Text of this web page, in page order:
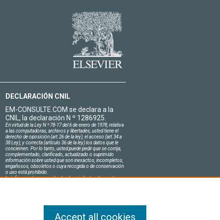
DECLARACIÓN CNIL
EM-CONSULTE.COM se declara a la
CNIL, la declaración N º 1286925.
En virtud de la Ley N º 78-17 del 6 de enero de 1978, relativa
a las computadoras, archivos y libertades, usted tiene el
derecho de oposición (art.26 de la ley), el acceso (art.34 a
38 Ley), y correcta (artículo 36 de la ley) los datos que le
conciernen. Por lo tanto, usted puede pedir que se corrija,
complementado, clarificado, actualizado o suprimido
información sobre usted que son inexactos, incompletos,
engañosos, obsoletos o cuya recogida o de conservación
o uso está prohibido.
La información personal sobre los visitantes de nuestro
Accept all cookies